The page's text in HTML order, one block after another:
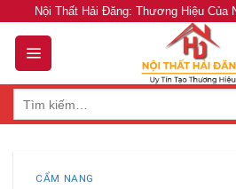
content
Nội Thất Hải Đăng: Thương Hiệu Của
CẨM NANG